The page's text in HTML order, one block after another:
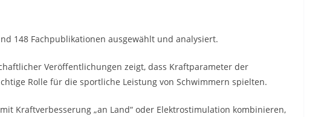
148 Fachpublikationen ausgewählt und analysiert.
Veröffentlichungen zeigt, dass Kraftparameter der
Rolle für die sportliche Leistung von Schwimmern spielten.
Kraftverbesserung „an Land“ oder Elektrostimulation kombinieren,